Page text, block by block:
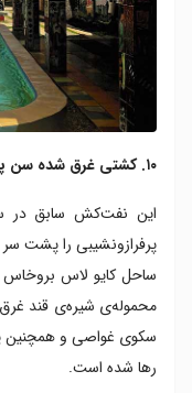
۱۰. کشتی غرق شده سن پاسکال
محموله‌ی شیره‌ی قند
سکوی غواصی و همچنین
رها شده است.